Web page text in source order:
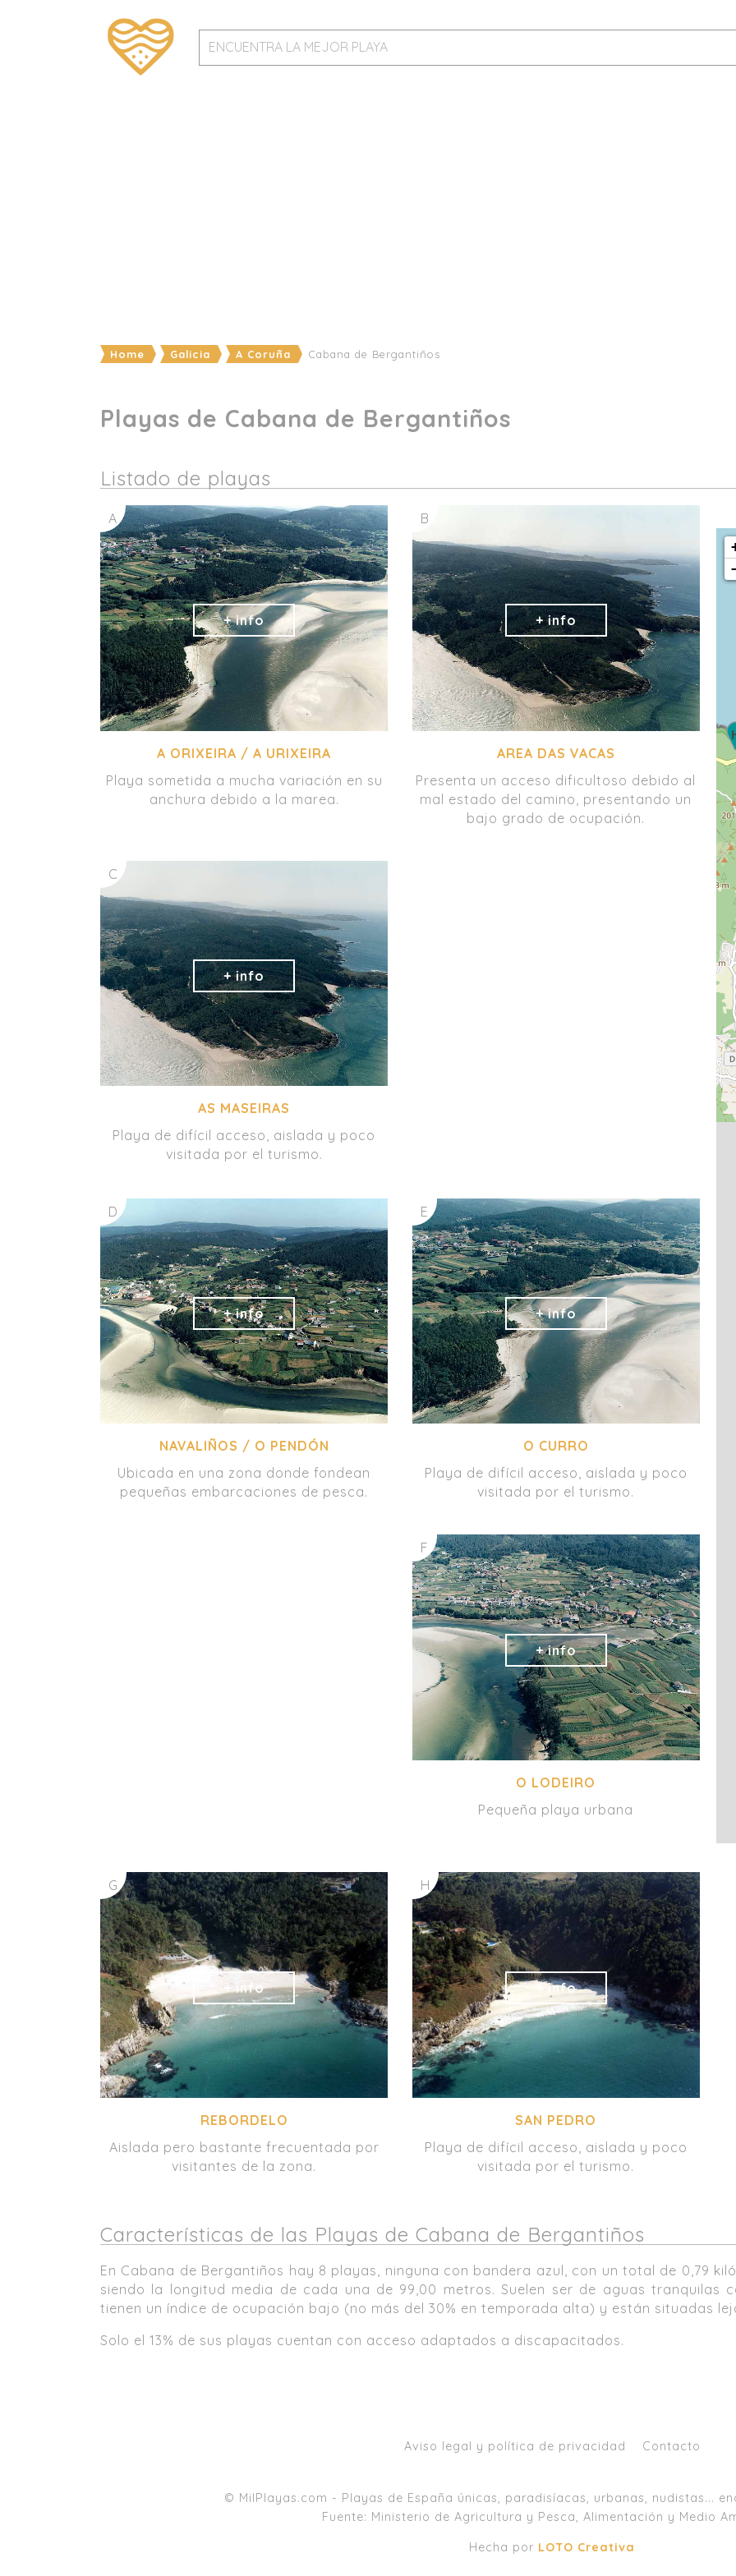
Home Galicia A Coruña Cabana de Bergantiños
Playas de Cabana de Bergantiños
Listado de playas
A ORIXEIRA / A URIXEIRA
Playa sometida a mucha variación en su
anchura debido a la marea.
A
AREA DAS VACAS
Presenta un acceso dificultoso debido al
mal estado del camino, presentando un
bajo grado de ocupación.
B
AS MASEIRAS
Playa de difícil acceso, aislada y poco
visitada por el turismo.
C
NAVALIÑOS / O PENDÓN
Ubicada en una zona donde fondean
pequeñas embarcaciones de pesca.
D
O CURRO
Playa de difícil acceso, aislada y poco
visitada por el turismo.
E
O LODEIRO
Pequeña playa urbana
F
REBORDELO
Aislada pero bastante frecuentada por
visitantes de la zona.
G
SAN PEDRO
Playa de difícil acceso, aislada y poco
visitada por el turismo.
H
Características de las Playas de Cabana de Bergantiños
En Cabana de Bergantiños hay 8 playas, ninguna con bandera azul, con un total de 0,79
siendo la longitud media de cada una de 99,00 metros. Suelen ser de aguas tranquilas
tienen un índice de ocupación bajo (no más del 30% en temporada alta) y están situadas
Solo el 13% de sus playas cuentan con acceso adaptados a discapacitados.
Aviso legal y política de privacidad Contacto
© MilPlayas.com - Playas de España únicas, paradisíacas, urbanas, nudistas...
Fuente: Ministerio de Agricultura y Pesca, Alimentación y Medio
Hecha por LOTO Creativa